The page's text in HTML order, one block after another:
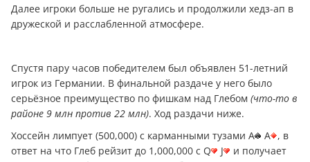
Далее игроки больше не ругались и продолжили хедз-ап в
дружеской и расслабленной атмосфере.
Спустя пару часов победителем был объявлен 51-летний
игрок из Германии. В финальной раздаче у него было
серьёзное преимущество по фишкам над Глебом (что-то в
районе 9 млн против 22 млн). Ход раздачи ниже.
Хоссейн лимпует (500,000) с карманными тузами A
A , в
ответ на что Глеб рейзит до 1,000,000 с Q
J
и получает